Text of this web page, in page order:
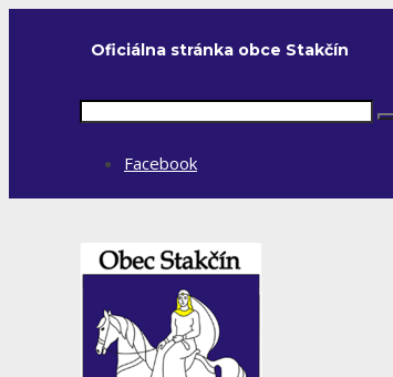
Oficiálna stránka obce Stakčín
Facebook